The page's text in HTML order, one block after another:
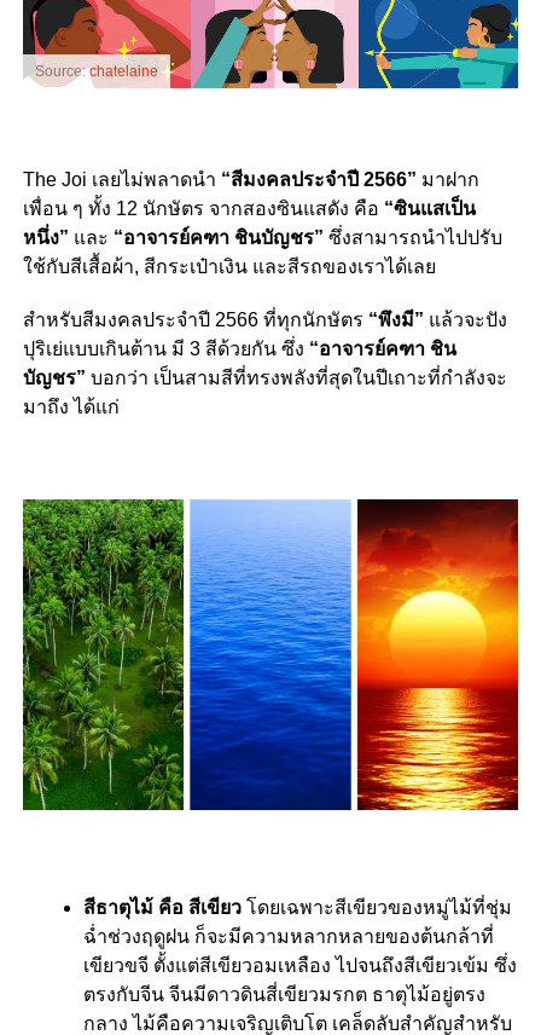
Source:chatelaine
The Joi เลยไม่พลาดนำ “สีมงคลประจำปี 2566” มาฝาก
เพื่อน ๆ ทั้ง 12 นักษัตร จากสองซินแสดัง คือ “ซินแสเป็น
หนึ่ง” และ “อาจารย์คฑา ชินบัญชร” ซึ่งสามารถนำไปปรับ
ใช้กับสีเสื้อผ้า, สีกระเป๋าเงิน และสีรถของเราได้เลย
สำหรับสีมงคลประจำปี 2566 ที่ทุกนักษัตร “พึงมี” แล้วจะปัง
ปุริเย่แบบเกินต้าน มี 3 สีด้วยกัน ซึ่ง “อาจารย์คฑา ชิน
บัญชร” บอกว่า เป็นสามสีที่ทรงพลังที่สุดในปีเถาะที่กำลังจะ
มาถึง ได้แก่
สีธาตุไม้ คือ สีเขียวโดยเฉพาะสีเขียวของหมู่ไม้ที่ชุ่ม
ฉ่ำช่วงฤดูฝน ก็จะมีความหลากหลายของต้นกล้าที่
เขียวขจี ตั้งแต่สีเขียวอมเหลือง ไปจนถึงสีเขียวเข้ม ซึ่ง
ตรงกับจีน จีนมีดาวดินสี่เขียวมรกต ธาตุไม้อยู่ตรง
กลาง ไม้คือความเจริญเติบโต เคล็ดลับสำคัญสำหรับ